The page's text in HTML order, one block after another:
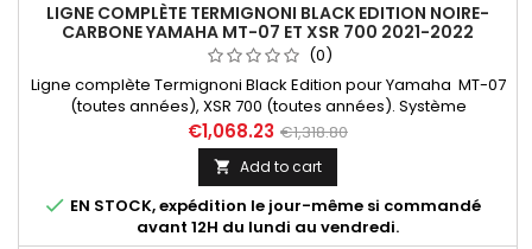
LIGNE COMPLÈTE TERMIGNONI BLACK EDITION NOIRE-
CARBONE YAMAHA MT-07 ET XSR 700 2021-2022
(0)
Ligne complète Termignoni Black Edition pour Yamaha MT-07
(toutes années), XSR 700 (toutes années). Système
homologué EURO 4 avec option Y104CAT (vendu
séparément). Compatible avec les machines suivantes :
Yamaha MT 07 2014 2015 2016 2017 2018 2019 2020, Yamaha MT
07 2021 2022 2023 2024, Yamaha XSR 700 2015 2016 2017 2018
2019 2020, Yamaha XSR 700 2021...
€1,068.23 €1,318.80
 Add to cart
 EN STOCK, expédition le jour-même si commandé
avant 12H du lundi au vendredi.